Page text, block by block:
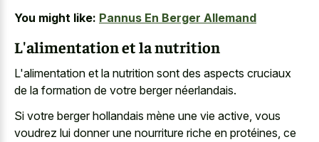
You might like: Pannus En Berger Allemand
L'alimentation et la nutrition
L'alimentation et la nutrition sont des aspects cruciaux
de la formation de votre berger néerlandais.
Si votre berger hollandais mène une vie active, vous
voudrez lui donner une nourriture riche en protéines, ce